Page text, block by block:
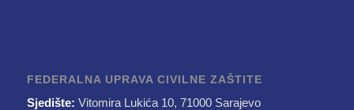
FEDERALNA UPRAVA CIVILNE ZAŠTITE
Sjedište: Vitomira Lukića 10, 71000 Sarajevo